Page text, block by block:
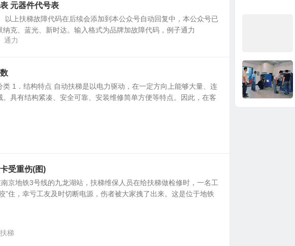
元器件代号表
以上扶梯故障代码在后续会添加到本公众号自动回复中，本公众号已
克、蓝光、新时达。输入格式为品牌加故障代码，例子通力
通力
1．结构特点 自动扶梯是以电力驱动，在一定方向上能够大量、连
具有结构紧凑、安全可靠、安装维修简单方便等特点。因此，在客
受重伤(图)
京地铁3号线的九龙湖站，扶梯维保人员在给扶梯做检修时，一名工
”住，幸亏工友及时切断电源，伤者被大家拽了出来。这是位于地铁
扶梯